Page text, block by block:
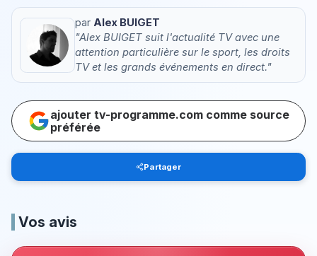
parAlex BUIGET
"Alex BUIGET suit l'actualité TV avec une
attention particulière sur le sport, les droits
TV et les grands événements en direct."
ajouter tv-programme.com comme source
préférée
Partager
Vos avis